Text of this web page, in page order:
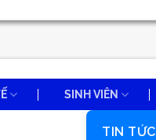
SINH VIÊN
TIN